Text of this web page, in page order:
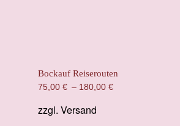
Bockauf Reiserouten
75,00 € – 180,00 €
zzgl. Versand